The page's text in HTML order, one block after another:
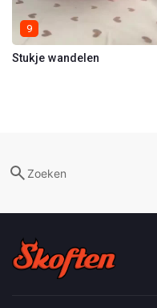
9
Stukje wandelen
Zoeken